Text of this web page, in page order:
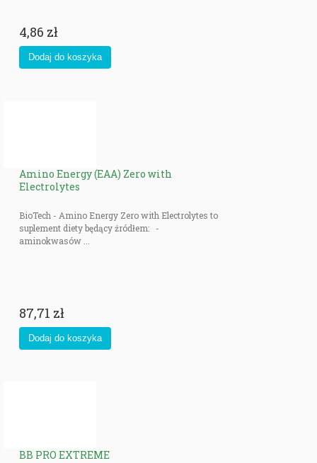
4,86 zł
Amino Energy (EAA) Zero with
Electrolytes
BioTech - Amino Energy Zero with Electrolytes to
suplement diety będący źródłem: -
aminokwasów ...
87,71 zł
BB PRO EXTREME